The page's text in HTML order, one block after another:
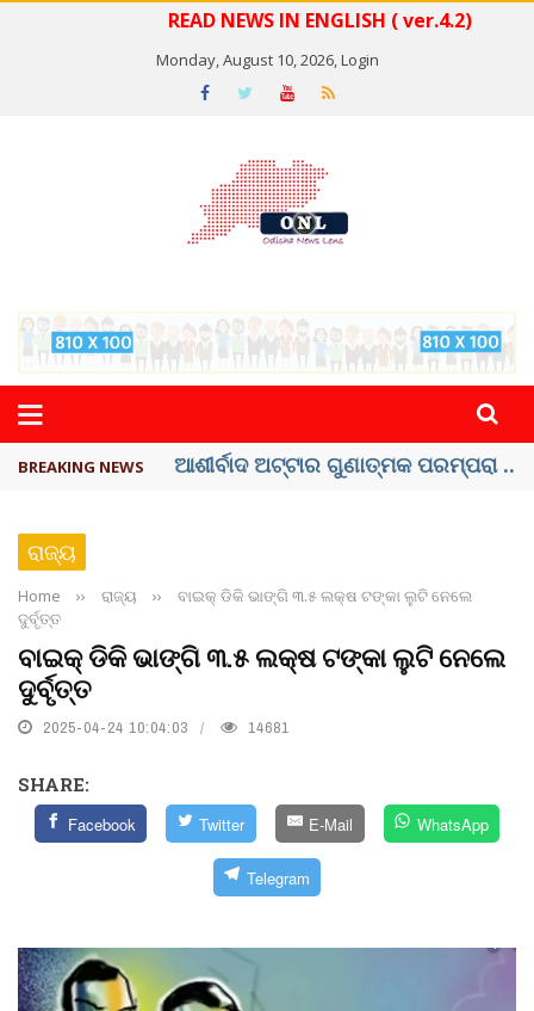
READ NEWS IN ENGLISH ( ver.4.2)
Monday, August 10, 2026,Login
BREAKING NEWS ବେଦାନ୍ତ ଆଲୁମିନିୟର ପ୍ରକଳ୍ପ ସଙ୍ଗମ ...
ରାଜ୍ୟ
Home ›› ରାଜ୍ୟ ››
ବାଇକ୍‌ ଡିକି ଭାଙ୍ଗି ୩.୫ ଲକ୍ଷ ଟଙ୍କା ଲୁଟି ନେଲେ
ଦୁର୍ବୃତ୍ତ
ବାଇକ୍‌ ଡିକି ଭାଙ୍ଗି ୩.୫ ଲକ୍ଷ ଟଙ୍କା ଲୁଟି ନେଲେ
ଦୁର୍ବୃତ୍ତ
2025-04-24 10:04:03 14681
SHARE:
Facebook Twitter E-Mail WhatsApp
Telegram